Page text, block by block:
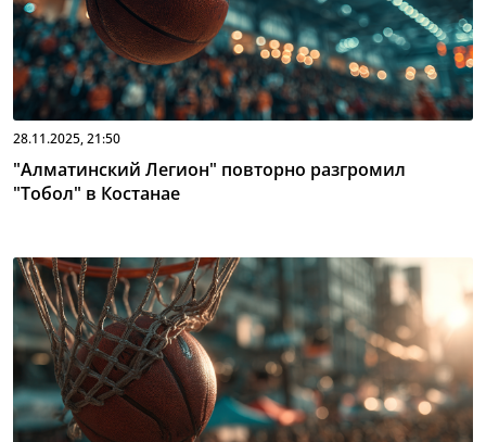
28.11.2025, 21:50
"Алматинский Легион" повторно разгромил
"Тобол" в Костанае